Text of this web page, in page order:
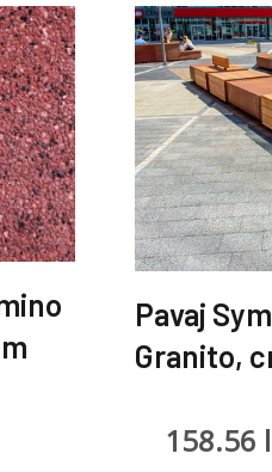
Pavaj
Granito,
158.56